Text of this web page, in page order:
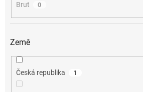
Brut 0
Země
Česká republika 1